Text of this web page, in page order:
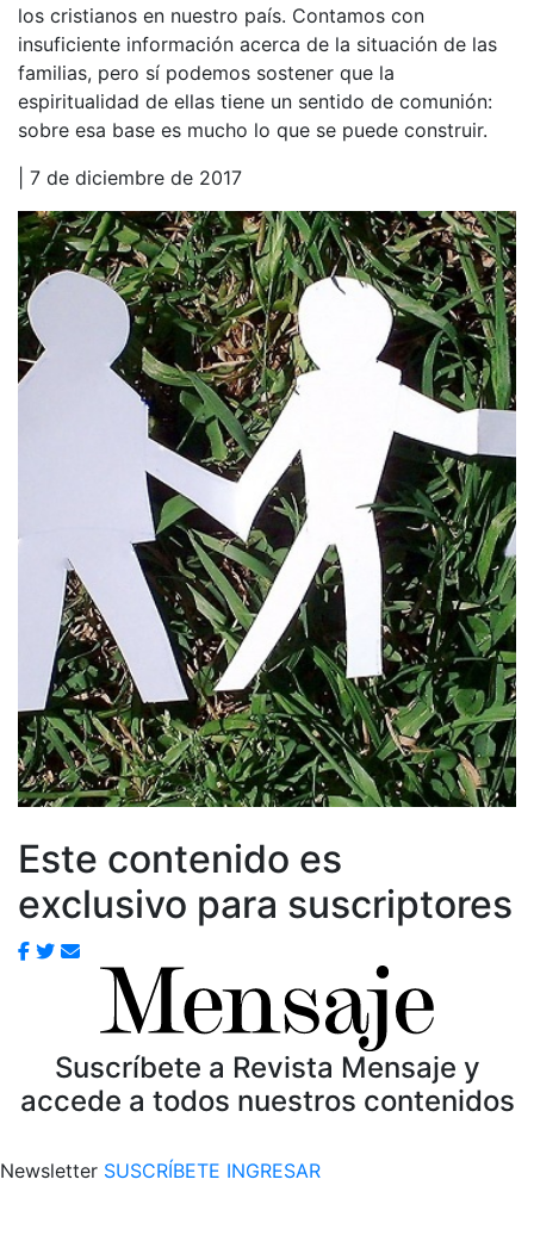
los cristianos en nuestro país. Contamos con
insuficiente información acerca de la situación de las
familias, pero sí podemos sostener que la
espiritualidad de ellas tiene un sentido de comunión:
sobre esa base es mucho lo que se puede construir.
| 7 de diciembre de 2017
Este contenido es
exclusivo para suscriptores
Suscríbete a Revista Mensaje y
accede a todos nuestros contenidos
Newsletter SUSCRÍBETE INGRESAR